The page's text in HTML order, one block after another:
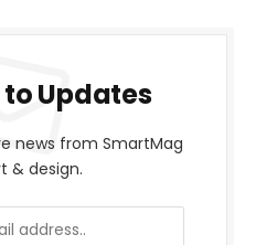
Updates
news from SmartMag
& design.